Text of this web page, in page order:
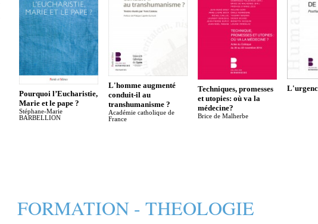
Pourquoi l’Eucharistie,
Marie et le pape ?
Stéphane-Marie
BARBELLION
L'homme augmenté
conduit-il au
transhumanisme ?
Académie catholique de
France
Techniques, promesses
et utopies: où va la
médecine?
Brice de Malherbe
FORMATION - THEOLOGIE